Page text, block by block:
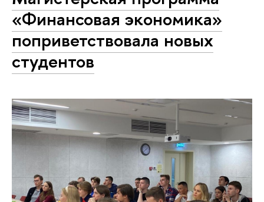
«Финансовая экономика»
поприветствовала новых
студентов